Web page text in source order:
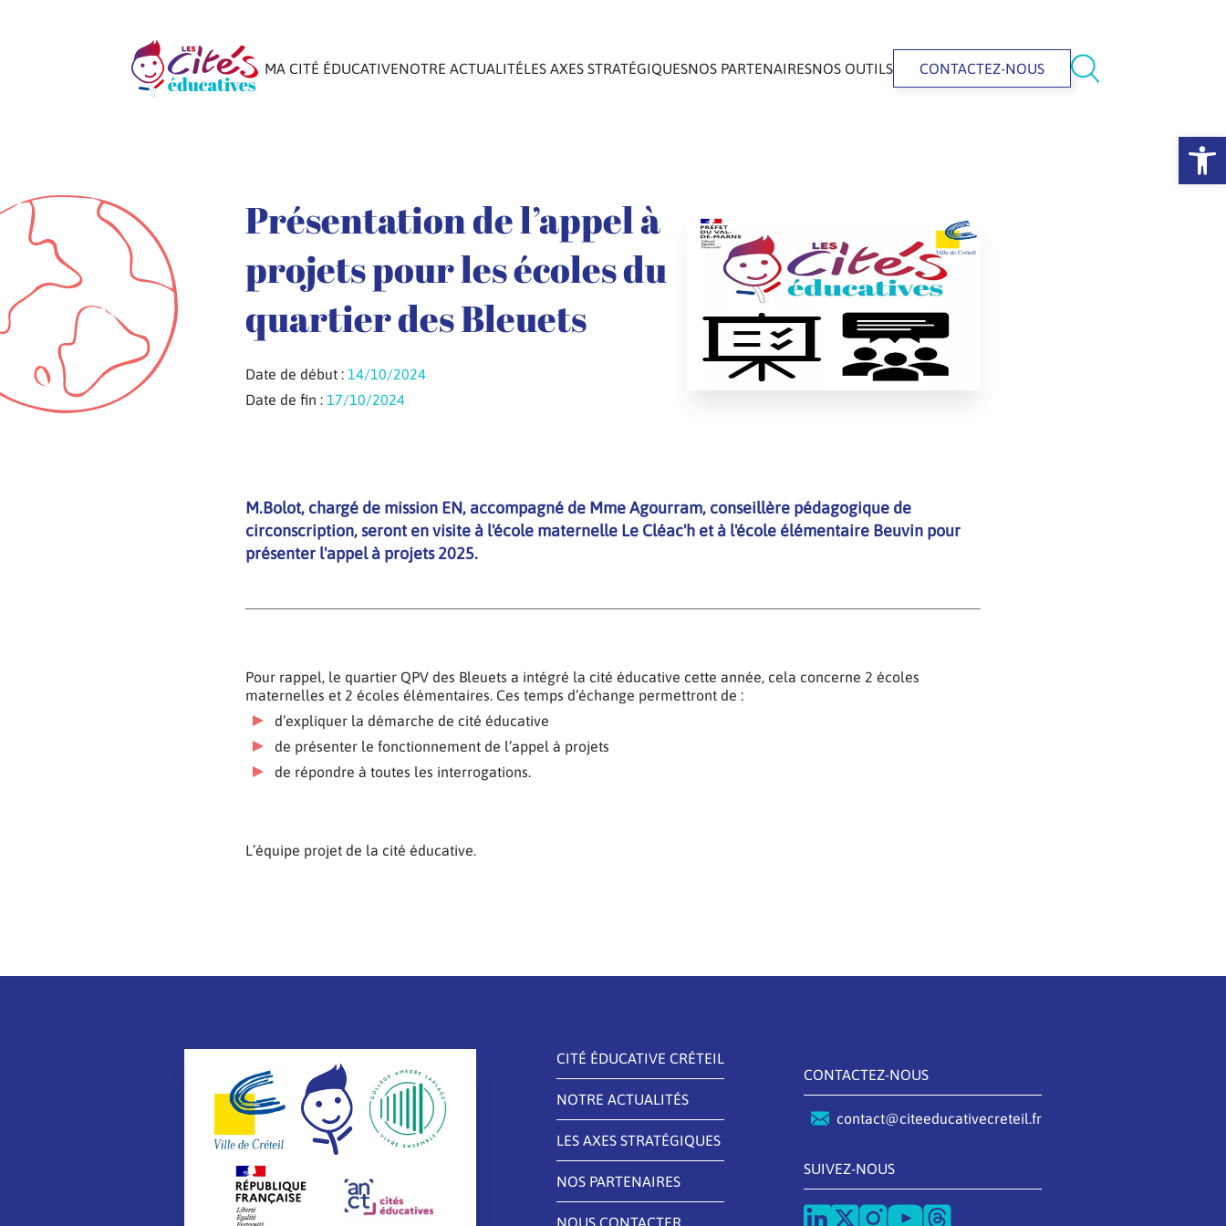
Ouvrir
MA CITÉ ÉDUCATIVENOTRE ACTUALITÉLES AXES STRATÉGIQUESNOS PARTENAIRESNOS OUTILS CONTACTEZ-NOUS
Présentation de l’appel à
projets pour les écoles du
quartier des Bleuets
Date de début : 14/10/2024
Date de fin : 17/10/2024
M.Bolot, chargé de mission EN, accompagné de Mme Agourram, conseillère pédagogique de
circonscription, seront en visite à l'école maternelle Le Cléac'h et à l'école élémentaire Beuvin pour
présenter l'appel à projets 2025.
Pour rappel, le quartier QPV des Bleuets a intégré la cité éducative cette année, cela concerne 2 écoles
maternelles et 2 écoles élémentaires. Ces temps d’échange permettront de :
d’expliquer la démarche de cité éducative
de présenter le fonctionnement de l’appel à projets
de répondre à toutes les interrogations.
L’équipe projet de la cité éducative.
CITÉ ÉDUCATIVE CRÉTEIL
NOTRE ACTUALITÉS
LES AXES STRATÉGIQUES
NOS PARTENAIRES
NOUS CONTACTER
CONTACTEZ-NOUS
contact@citeeducativecreteil.fr
SUIVEZ-NOUS